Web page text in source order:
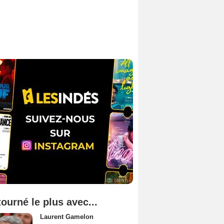
le plus avec...
Laurent Gamelon